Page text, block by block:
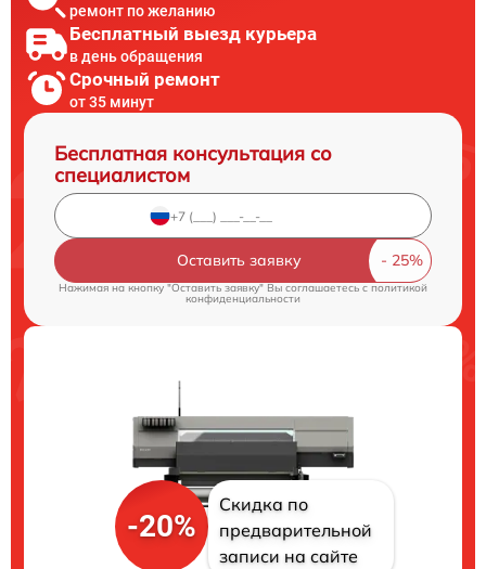
ремонт по желанию
Бесплатный выезд курьера
в день обращения
Срочный ремонт
от 35 минут
Бесплатная консультация со
специалистом
Оставить заявку
Нажимая на кнопку "Оставить заявку" Вы соглашаетесь c политикой
конфиденциальности
-20%
Скидка по
предварительной
записи на сайте